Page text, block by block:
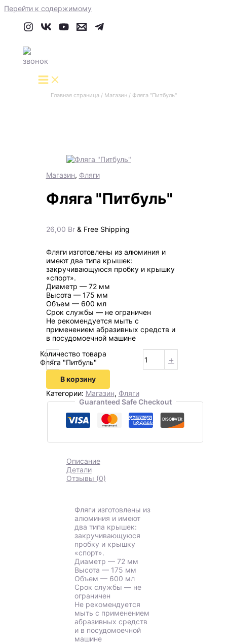
Перейти к содержимому
Главная страница/ Магазин/ Фляга "Питбуль"
Магазин, Фляги
Фляга "Питбуль"
26,00 Br & Free Shipping
Фляги изготовлены из алюминия и
имеют два типа крышек:
закручивающуюся пробку и крышку
«спорт».
Диаметр — 72 мм
Высота — 175 мм
Объем — 600 мл
Срок службы — не ограничен
Не рекомендуется мыть с
применением абразивных средств и
в посудомоечной машине
-
Количество товара
Фляга "Питбуль"
+
В корзину
Категории: Магазин, Фляги
Guaranteed Safe Checkout
Описание
Детали
Отзывы (0)
Фляги изготовлены из
алюминия и имеют
два типа крышек:
закручивающуюся
пробку и крышку
«спорт».
Диаметр — 72 мм
Высота — 175 мм
Объем — 600 мл
Срок службы — не
ограничен
Не рекомендуется
мыть с применением
абразивных средств
и в посудомоечной
машине